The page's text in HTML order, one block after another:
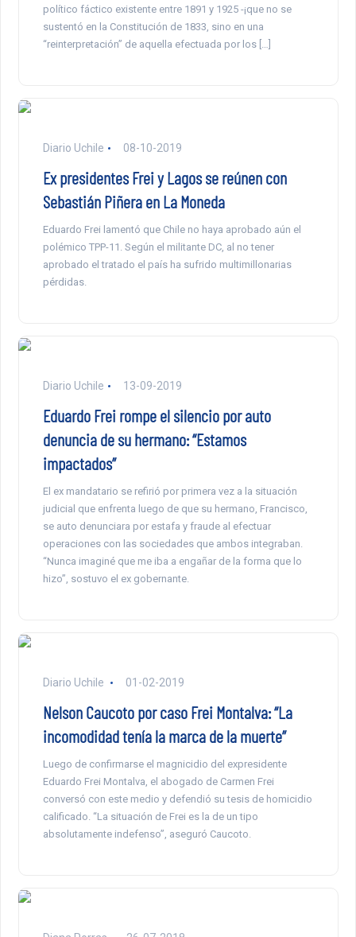
político fáctico existente entre 1891 y 1925 -¡que no se
sustentó en la Constitución de 1833, sino en una
“reinterpretación” de aquella efectuada por los […]
Diario Uchile 08-10-2019
Ex presidentes Frei y Lagos se reúnen con
Sebastián Piñera en La Moneda
Eduardo Frei lamentó que Chile no haya aprobado aún el
polémico TPP-11. Según el militante DC, al no tener
aprobado el tratado el país ha sufrido multimillonarias
pérdidas.
Diario Uchile 13-09-2019
Eduardo Frei rompe el silencio por auto
denuncia de su hermano: “Estamos
impactados”
El ex mandatario se refirió por primera vez a la situación
judicial que enfrenta luego de que su hermano, Francisco,
se auto denunciara por estafa y fraude al efectuar
operaciones con las sociedades que ambos integraban.
“Nunca imaginé que me iba a engañar de la forma que lo
hizo”, sostuvo el ex gobernante.
Diario Uchile 01-02-2019
Nelson Caucoto por caso Frei Montalva: “La
incomodidad tenía la marca de la muerte”
Luego de confirmarse el magnicidio del expresidente
Eduardo Frei Montalva, el abogado de Carmen Frei
conversó con este medio y defendió su tesis de homicidio
calificado. “La situación de Frei es la de un tipo
absolutamente indefenso”, aseguró Caucoto.